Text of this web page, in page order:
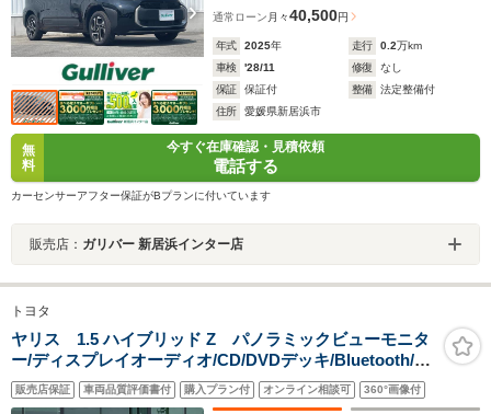
通常ローン 月々40,500円
年式 2025年 走行 0.2万km
車検
'28/11 修復
なし
保証
保証付 整備
法定整備付
住所
愛媛県新居浜市
無
料
今すぐ在庫確認・見積依頼
電話する
カーセンサーアフター保証がBプランに付いています
販売店： ガリバー 新居浜インター店
トヨタ
ヤリス 1.5 ハイブリッド Z パノラミックビューモニタ
ー/ディスプレイオーディオ/CD/DVDデッキ/Bluetooth/フ
ルセグTV/前後ドライブレコーダー/前席シートヒーター/
ブラインドスポットモニター/OP16インチAW/トヨタセー
販売店保証 車両品質評価書付 購入プラン付 オンライン相談可 360°画像付